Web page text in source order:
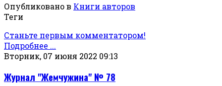
Опубликовано в Книги авторов
Теги
Станьте первым комментатором!
Подробнее ...
Вторник, 07 июня 2022 09:13
Журнал "Жемчужина" № 78